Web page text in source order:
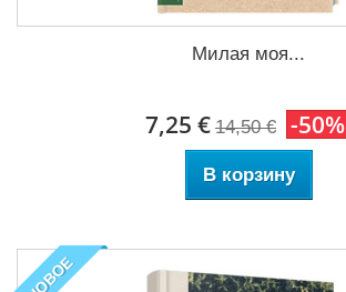
Милая моя...
7,25 € 14,50 € -50%
В корзину
НОВОЕ